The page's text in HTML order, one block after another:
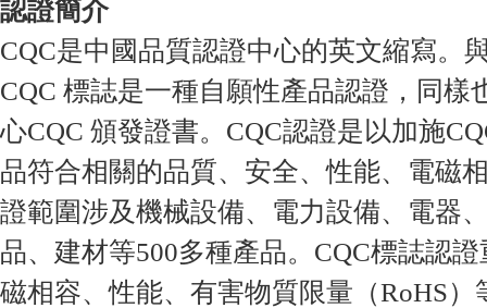
認證簡介
CQC是中國品質認證中心的英文縮寫。
CQC 標誌是一種自願性產品認證，同樣
心CQC 頒發證書。CQC認證是以加施
品符合相關的品質、安全、性能、電磁
證範圍涉及機械設備、電力設備、電器
品、建材等500多種產品。CQC標誌認
磁相容、性能、有害物質限量（RoHS